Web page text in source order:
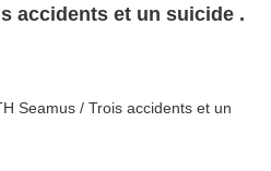
accidents et un suicide .